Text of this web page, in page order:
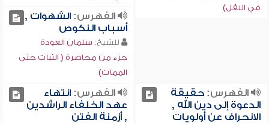
في النقل)
الفهرس:الشهوات ,
أسباب النكوص
للشيخ: سلمان العودة
جزء من محاضرة ( الثبات حتى
الممات)
الفهرس:حقيقة
الدعوة إلى دين الله ,
الانحراف عن أولويات
الفهرس:انتهاء
عهد الخلفاء الراشدين
, أزمنة الفتن